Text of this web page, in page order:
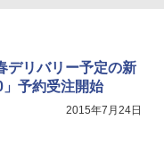
デリバリー予定の新
予約受注開始
2015年7月24日